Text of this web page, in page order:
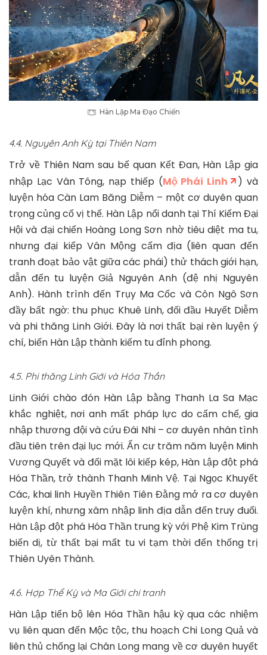
Hàn Lập Ma Đạo Chiến
4.4. Nguyên Anh Kỳ tại Thiên Nam
Trở về Thiên Nam sau bế quan Kết Đan, Hàn Lập gia
nhập Lạc Vân Tông, nạp thiếp (Mộ Phái Linh
) và
luyện hóa Càn Lam Băng Diễm – một cơ duyên quan
trọng củng cố vị thế. Hàn Lập nổi danh tại Thí Kiếm Đại
Hội và đại chiến Hoàng Long Sơn nhờ tiêu diệt ma tu,
nhưng đại kiếp Vân Mộng cấm địa (liên quan đến
tranh đoạt bảo vật giữa các phái) thử thách giới hạn,
dẫn đến tu luyện Giả Nguyên Anh (đệ nhị Nguyên
Anh). Hành trình đến Trụy Ma Cốc và Côn Ngô Sơn
đầy bất ngờ: thu phục Khuê Linh, đối đầu Huyết Diễm
và phi thăng Linh Giới. Đây là nơi thất bại rèn luyện ý
chí, biến Hàn Lập thành kiếm tu đỉnh phong.
4.5. Phi thăng Linh Giới và Hóa Thần
Linh Giới chào đón Hàn Lập bằng Thanh La Sa Mạc
khắc nghiệt, nơi anh mất pháp lực do cấm chế, gia
nhập thương đội và cứu Đái Nhi – cơ duyên nhân tình
đầu tiên trên đại lục mới. Ẩn cư trăm năm luyện Minh
Vương Quyết và đối mặt lôi kiếp kép, Hàn Lập đột phá
Hóa Thần, trở thành Thanh Minh Vệ. Tại Ngọc Khuyết
Các, khai linh Huyền Thiên Tiên Đằng mở ra cơ duyên
luyện khí, nhưng xâm nhập linh địa dẫn đến truy đuổi.
Hàn Lập đột phá Hóa Thần trung kỳ với Phệ Kim Trùng
biến dị, từ thất bại mất tu vi tạm thời đến thống trị
Thiên Uyên Thành.
4.6. Hợp Thể Kỳ và Ma Giới chi tranh
Hàn Lập tiến bộ lên Hóa Thần hậu kỳ qua các nhiệm
vụ liên quan đến Mộc tộc, thu hoạch Chi Long Quả và
liên thủ chống lại Chân Long mang về cơ duyên huyết